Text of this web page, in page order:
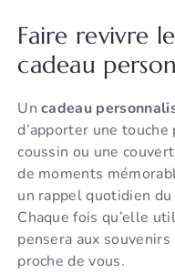
Faire revivre
cadeau
Uncadeau
d’apporter une
coussin ou une
de moments
un rappel quotidien
Chaque fois qu’elle
pensera aux
proche de vous.